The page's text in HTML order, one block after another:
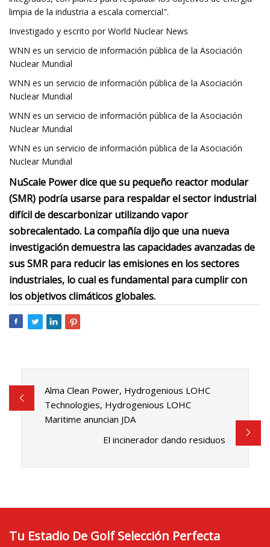
limpia de la industria a escala comercial".
Investigado y escrito por World Nuclear News
WNN es un servicio de información pública de la Asociación
Nuclear Mundial
WNN es un servicio de información pública de la Asociación
Nuclear Mundial
WNN es un servicio de información pública de la Asociación
Nuclear Mundial
WNN es un servicio de información pública de la Asociación
Nuclear Mundial
NuScale Power dice que su pequeño reactor modular
(SMR) podría usarse para respaldar el sector industrial
difícil de descarbonizar utilizando vapor
sobrecalentado. La compañía dijo que una nueva
investigación demuestra las capacidades avanzadas de
sus SMR para reducir las emisiones en los sectores
industriales, lo cual es fundamental para cumplir con
los objetivos climáticos globales.
Alma Clean Power, Hydrogenious LOHC
Technologies, Hydrogenious LOHC
Maritime anuncian JDA
El incinerador dando residuos
Tu Estadio De Golf Selección Perfecta